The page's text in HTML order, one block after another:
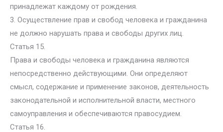
принадлежат каждому от рождения.
3. Осуществление прав и свобод человека и гражданина
не должно нарушать права и свободы других лиц.
Статья 15.
Права и свободы человека и гражданина являются
непосредственно действующими. Они определяют
смысл, содержание и применение законов, деятельность
законодательной и исполнительной власти, местного
самоуправления и обеспечиваются правосудием.
Статья 16.